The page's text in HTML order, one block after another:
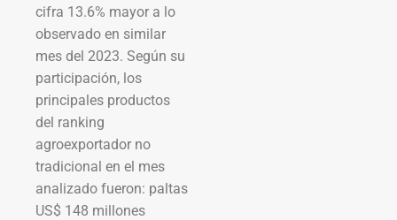
cifra 13.6% mayor a lo
observado en similar
mes del 2023. Según su
participación, los
principales productos
del ranking
agroexportador no
tradicional en el mes
analizado fueron: paltas
US$ 148 millones